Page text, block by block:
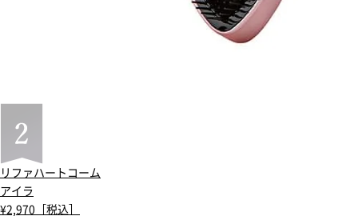
リファハートコーム
アイラ
¥2,970［税込］